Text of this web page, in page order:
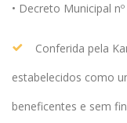
• Decreto Municipal
Conferida pela
estabelecidos como
beneficentes e sem